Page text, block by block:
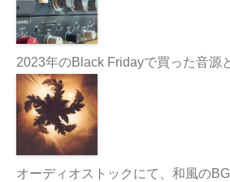
2023年のBlack Fridayで買った音源
オーディオストックにて、和風の